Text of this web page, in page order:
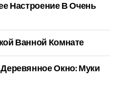
Настроение В Очень
Ванной Комнате
Окно: Муки